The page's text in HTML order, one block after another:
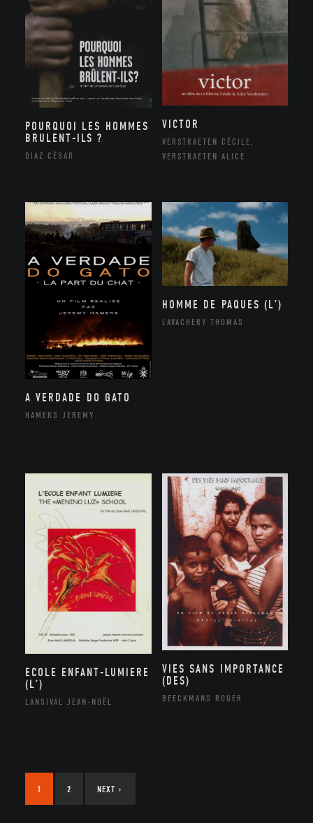
POURQUOI LES HOMMES
BRULENT-ILS ?
DIAZ CÉSAR
VICTOR
VERSTRAETEN CÉCILE,
VERSTRAETEN ALICE
A VERDADE DO GATO
HAMERS JEREMY
HOMME DE PAQUES (L’)
LAVACHERY THOMAS
ECOLE ENFANT-LUMIERE
(L’)
LANSIVAL JEAN-NOËL
VIES SANS IMPORTANCE
(DES)
BEECKMANS ROGER
1 2 NEXT ›